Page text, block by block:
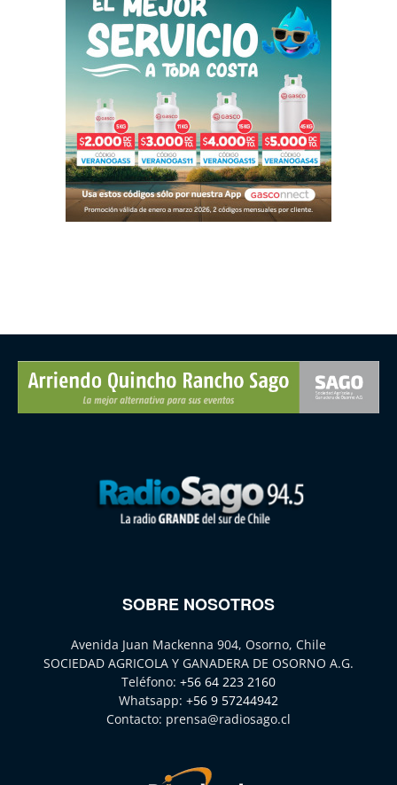
SOBRE NOSOTROS
Avenida Juan Mackenna 904, Osorno, Chile
SOCIEDAD AGRICOLA Y GANADERA DE OSORNO A.G.
Teléfono: +56 64 223 2160
Whatsapp: +56 9 57244942
Contacto: prensa@radiosago.cl